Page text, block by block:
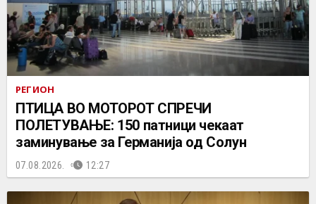
РЕГИОН
ПТИЦА ВО МОТОРОТ СПРЕЧИ
ПОЛЕТУВАЊЕ: 150 патници чекаат
заминување за Германија од Солун
07.08.2026. 12:27